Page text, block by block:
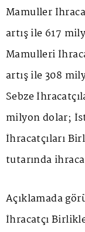
Mamuller
artış ile 617
Mamulleri
artış ile 308
Sebze
milyon dolar;
İhracatçıları
tutarında
Açıklamada
İhracatçı